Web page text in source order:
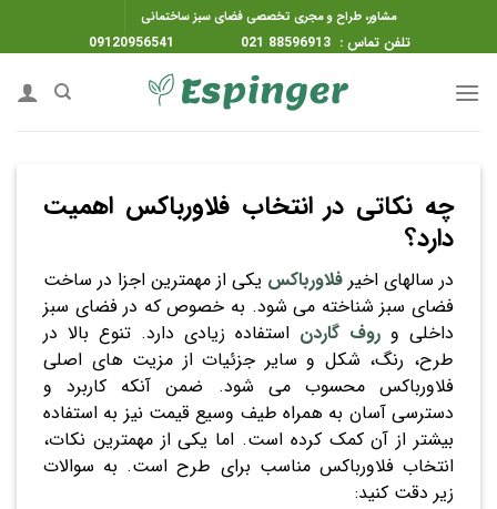
مشاور، طراح و مجری تخصصی فضای سبز ساختمانی
تلفن تماس : 88596913 021 09120956541
چه نکاتی در انتخاب فلاورباکس اهمیت
دارد؟
در سالهای اخیر فلاورباکس یکی از مهمترین اجزا در ساخت
فضای سبز شناخته می شود. به خصوص که در فضای سبز
داخلی و روف گاردن استفاده زیادی دارد. تنوع بالا در
طرح، رنگ، شکل و سایر جزئیات از مزیت های اصلی
فلاورباکس محسوب می شود. ضمن آنکه کاربرد و
دسترسی آسان به همراه طیف وسیع قیمت نیز به استفاده
بیشتر از آن کمک کرده است. اما یکی از مهمترین نکات،
انتخاب فلاورباکس مناسب برای طرح است. به سوالات
زیر دقت کنید: